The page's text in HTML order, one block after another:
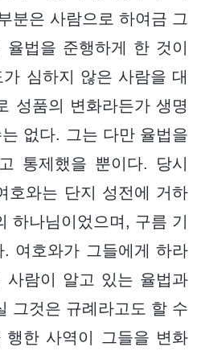
분은 사람으로 하여금 그
법을 준행하게 한 것이
심하지 않은 사람을 대
성품의 변화라든가 생명
없다. 그는 다만 율법을
통제했을 뿐이다. 당시
호와는 단지 성전에 거하
하나님이었으며, 구름 기
여호와가 그들에게 하라
사람이 알고 있는 율법과
그것은 규례라고도 할 수
행한 사역이 그들을 변화